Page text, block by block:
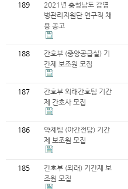
189
2021년 충청남도 감염
병관리지원단 연구직 채
용 공고
188
간호부 (중앙공급실) 기
간제 보조원 모집
187
간호부 외래간호팀 기간
제 간호사 모집
186
약제팀 (야간전담) 기간
제 보조원 모집
185
간호부 (외래) 기간제 보
조원 모집